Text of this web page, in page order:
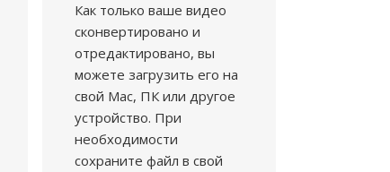
Как только ваше видео
сконвертировано и
отредактировано, вы
можете загрузить его на
свой Mac, ПК или другое
устройство. При
необходимости
сохраните файл в свой